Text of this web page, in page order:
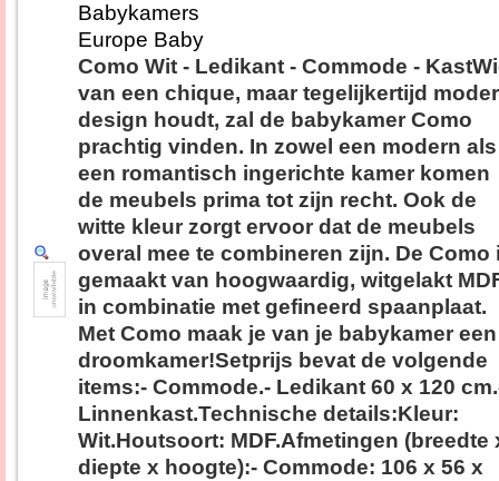
Babykamers
Europe Baby
Como Wit - Ledikant - Commode -
van een chique, maar tegelijkertijd
design houdt, zal de babykamer Como
prachtig vinden. In zowel een modern als
een romantisch ingerichte kamer komen
de meubels prima tot zijn recht. Ook de
witte kleur zorgt ervoor dat de meubels
overal mee te combineren zijn. De Como
gemaakt van hoogwaardig, witgelakt
in combinatie met gefineerd spaanplaat.
Met Como maak je van je babykamer een
droomkamer!Setprijs bevat de volgende
items:- Commode.- Ledikant 60 x 120
Linnenkast.Technische details:Kleur:
Wit.Houtsoort: MDF.Afmetingen (breedte
diepte x hoogte):- Commode: 106 x 56 x